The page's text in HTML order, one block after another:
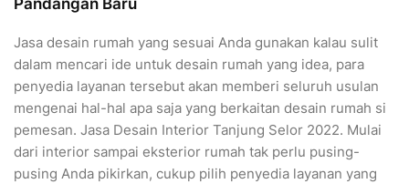
Pandangan Baru
Jasa desain rumah yang sesuai Anda gunakan kalau sulit
dalam mencari ide untuk desain rumah yang idea, para
penyedia layanan tersebut akan memberi seluruh usulan
mengenai hal-hal apa saja yang berkaitan desain rumah si
pemesan. Jasa Desain Interior Tanjung Selor 2022. Mulai
dari interior sampai eksterior rumah tak perlu pusing-
pusing Anda pikirkan, cukup pilih penyedia layanan yang